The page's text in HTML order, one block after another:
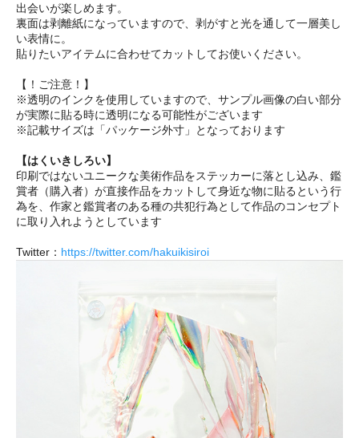
出会いが楽しめます。
裏面は剥離紙になっていますので、剥がすと光を通して一層美し
い表情に。
貼りたいアイテムに合わせてカットしてお使いください。
【！ご注意！】
※透明のインクを使用していますので、サンプル画像の白い部分
が実際に貼る時に透明になる可能性がございます
※記載サイズは「パッケージ外寸」となっております
【はくいきしろい】
印刷ではないユニークな美術作品をステッカーに落とし込み、鑑
賞者（購入者）が直接作品をカットして身近な物に貼るという行
為を、作家と鑑賞者のある種の共犯行為として作品のコンセプト
に取り入れようとしています
Twitter： https://twitter.com/hakuikisiroi